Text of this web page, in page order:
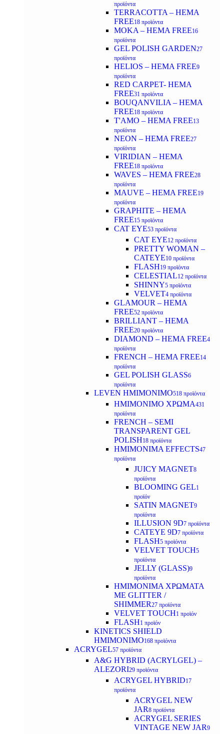
προϊόντα
TERRACOTTA – HEMA
FREE18 προϊόντα
MOKA – HEMA FREE16
προϊόντα
GEL POLISH GARDEN27
προϊόντα
HELIOS – HEMA FREE9
προϊόντα
RED CARPET- HEMA
FREE31 προϊόντα
BOUQANVILIA – HEMA
FREE18 προϊόντα
T'AMO – HEMA FREE13
προϊόντα
NEON – HEMA FREE27
προϊόντα
VIRIDIAN – HEMA
FREE18 προϊόντα
WAVES – HEMA FREE28
προϊόντα
MAUVE – HEMA FREE19
προϊόντα
GRAPHITE – HEMA
FREE15 προϊόντα
CAT EYE53 προϊόντα
CAT EYE12 προϊόντα
PRETTY WOMAN –
CATEYE10 προϊόντα
FLASH19 προϊόντα
CELESTIAL12 προϊόντα
SHINNY5 προϊόντα
VELVET4 προϊόντα
GLAMOUR – HEMA
FREE52 προϊόντα
BRILLIANT – HEMA
FREE20 προϊόντα
DIAMOND – HEMA FREE4
προϊόντα
FRENCH – HEMA FREE14
προϊόντα
GEL POLISH GLASS6
προϊόντα
LEVEN ΗΜΙΜΟΝΙΜΟ518 προϊόντα
ΗΜΙΜΟΝΙΜΟ ΧΡΩΜΑ431
προϊόντα
FRENCH – SEMI
TRANSPARENT GEL
POLISH18 προϊόντα
HMIMONIMA EFFECTS47
προϊόντα
JUICY MAGNET8
προϊόντα
BLOOMING GEL1
προϊόν
SATIN MAGNET9
προϊόντα
ILLUSION 9D7 προϊόντα
CATEYE 9D7 προϊόντα
FLASH5 προϊόντα
VELVET TOUCH5
προϊόντα
JELLY (GLASS)9
προϊόντα
ΗΜΙΜΟΝΙΜA ΧΡΩΜΑΤΑ
ΜΕ GLITTER /
SHIMMER27 προϊόντα
VELVET TOUCH1 προϊόν
FLASH1 προϊόν
KINETICS SHIELD
ΗΜΙΜΟΝΙΜΟ168 προϊόντα
ACRYGEL57 προϊόντα
A&G HYBRID (ACRYLGEL) –
ALEZORI29 προϊόντα
ACRYGEL HYBRID17
προϊόντα
ACRYGEL NEW
JAR8 προϊόντα
ACRYGEL SERIES
VINTAGE NEW JAR9